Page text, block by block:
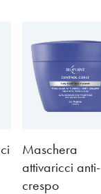
Maschera
attivaricci anti-
crespo